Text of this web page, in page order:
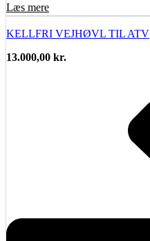
Læs mere
KELLFRI VEJHØVL TIL ATV
13.000,00 kr.